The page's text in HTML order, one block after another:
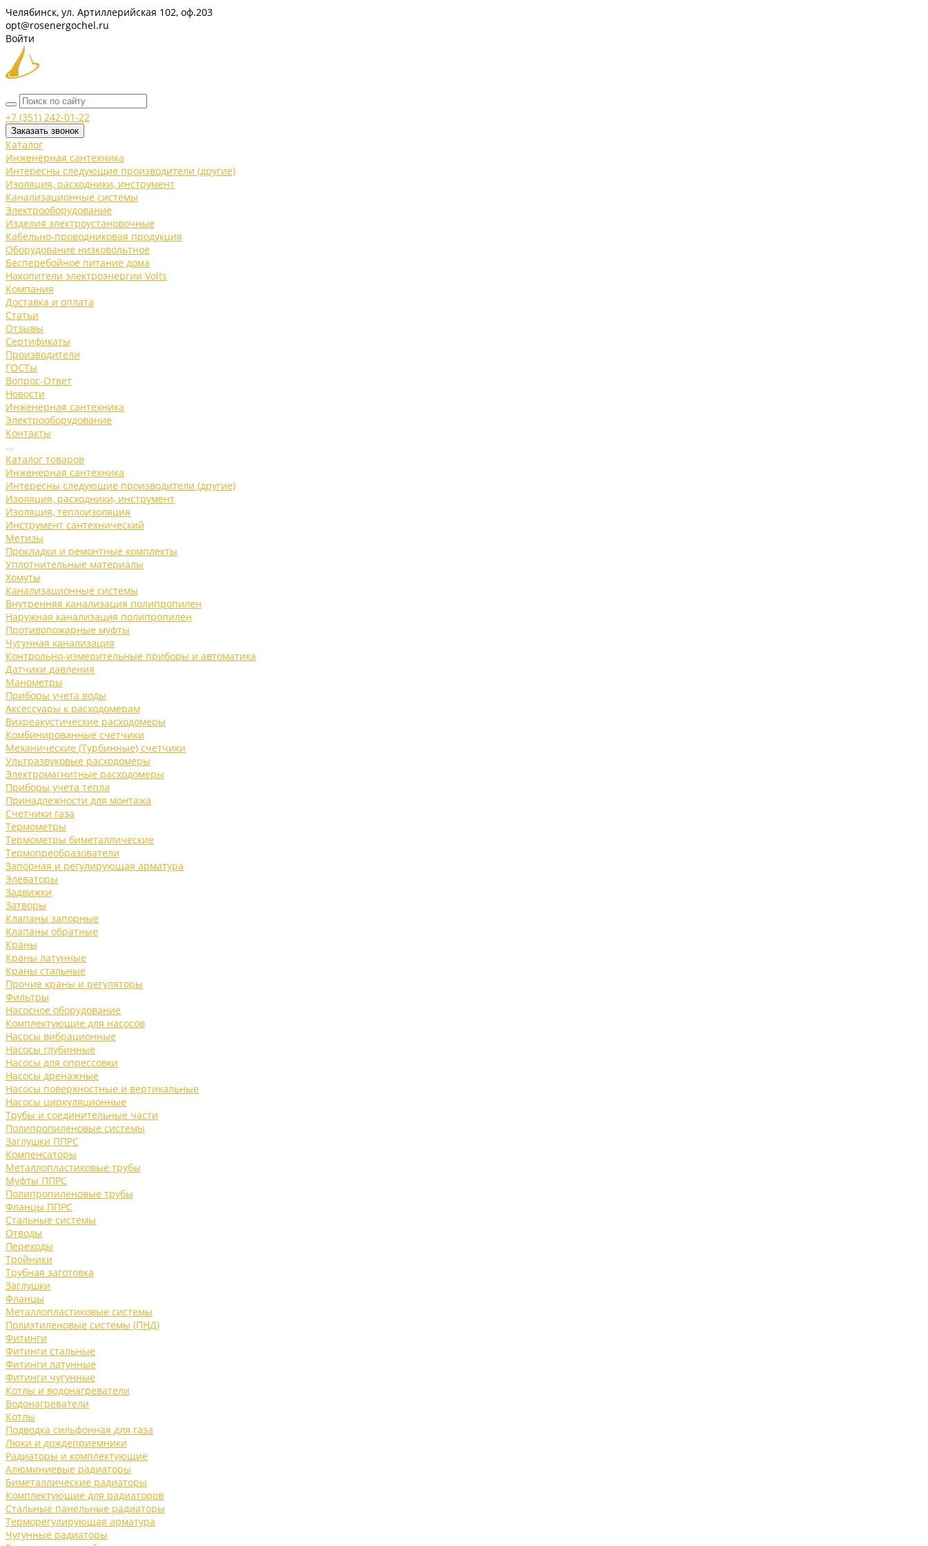
Челябинск, ул. Артиллерийская 102, оф.203
opt@rosenergochel.ru
Войти
+7 (351) 242-01-22
Заказать звонок
Каталог
Инженерная сантехника
Интересны следующие производители (другие)
Изоляция, расходники, инструмент
Канализационные системы
Электрооборудование
Изделия электроустановочные
Кабельно-проводниковая продукция
Оборудование низковольтное
Бесперебойное питание дома
Накопители электроэнергии Volts
Компания
Доставка и оплата
Статьи
Отзывы
Сертификаты
Производители
ГОСТы
Вопрос-Ответ
Новости
Инженерная сантехника
Электрооборудование
Контакты
...
Каталог товаров
Инженерная сантехника
Интересны следующие производители (другие)
Изоляция, расходники, инструмент
Изоляция, теплоизоляция
Инструмент сантехнический
Метизы
Прокладки и ремонтные комплекты
Уплотнительные материалы
Хомуты
Канализационные системы
Внутренняя канализация полипропилен
Наружная канализация полипропилен
Противопожарные муфты
Чугунная канализация
Контрольно-измерительные приборы и автоматика
Датчики давления
Манометры
Приборы учета воды
Аксессуары к расходомерам
Вихреакустические расходомеры
Комбинированные счетчики
Механические (Турбинные) счетчики
Ультразвуковые расходомеры
Электромагнитные расходомеры
Приборы учета тепла
Принадлежности для монтажа
Счетчики газа
Термометры
Термометры биметаллические
Термопреобразователи
Запорная и регулирующая арматура
Элеваторы
Задвижки
Затворы
Клапаны запорные
Клапаны обратные
Краны
Краны латунные
Краны стальные
Прочие краны и регуляторы
Фильтры
Насосное оборудование
Комплектующие для насосов
Насосы вибрационные
Насосы глубинные
Насосы для опрессовки
Насосы дренажные
Насосы поверхностные и вертикальные
Насосы циркуляционные
Трубы и соединительные части
Полипропиленовые системы
Заглушки ППРС
Компенсаторы
Металлопластиковые трубы
Муфты ППРС
Полипропиленовые трубы
Фланцы ППРС
Стальные системы
Отводы
Переходы
Тройники
Трубная заготовка
Заглушки
Фланцы
Металлопластиковые системы
Полиэтиленовые системы (ПНД)
Фитинги
Фитинги стальные
Фитинги латунные
Фитинги чугунные
Котлы и водонагреватели
Водонагреватели
Котлы
Подводка сильфонная для газа
Люки и дождеприемники
Радиаторы и комплектующие
Алюминиевые радиаторы
Биметаллические радиаторы
Комплектующие для радиаторов
Стальные панельные радиаторы
Терморегулирующая арматура
Чугунные радиаторы